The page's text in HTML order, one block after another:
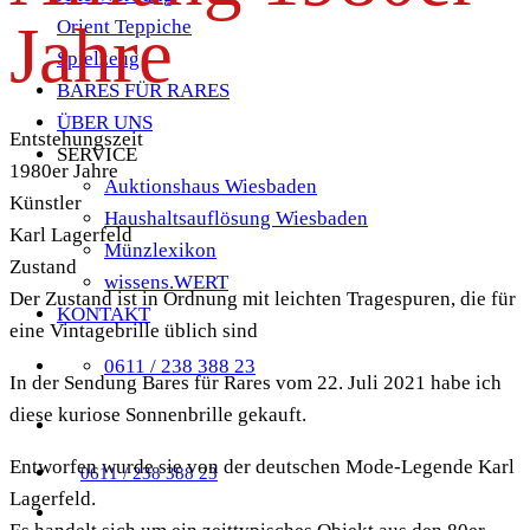
Orient Teppiche
Spielzeug
BARES FÜR RARES
ÜBER UNS
SERVICE
Auktionshaus Wiesbaden
Haushaltsauflösung Wiesbaden
Münzlexikon
wissens.WERT
KONTAKT
0611 / 238 388 23
0611 / 238 388 23
Jahre
Entstehungszeit
1980er Jahre
Künstler
Karl Lagerfeld
Zustand
Der Zustand ist in Ordnung mit leichten Tragespuren, die für
eine Vintagebrille üblich sind
In der Sendung Bares für Rares vom 22. Juli 2021 habe ich
diese kuriose Sonnenbrille gekauft.
Entworfen wurde sie von der deutschen Mode-Legende Karl
Lagerfeld.